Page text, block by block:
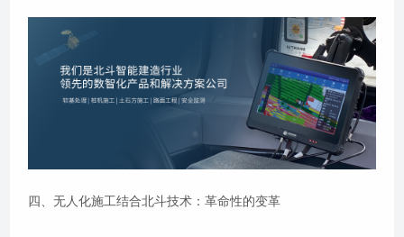
四、无人化施工结合北斗技术：革命性的变革